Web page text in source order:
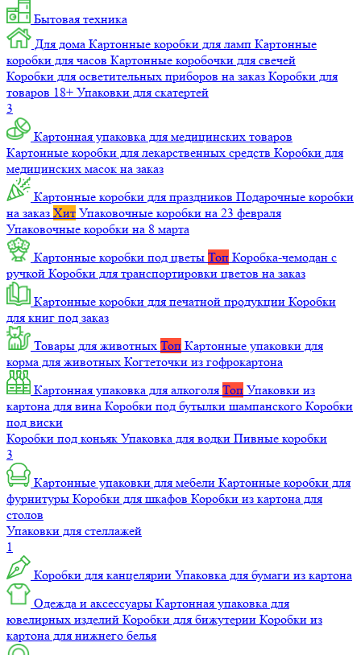
Бытовая техника
Для дома Картонные коробки для ламп Картонные
коробки для часов Картонные коробочки для свечей
Коробки для осветительных приборов на заказ Коробки для
товаров 18+ Упаковки для скатертей
3
Картонная упаковка для медицинских товаров
Картонные коробки для лекарственных средств Коробки для
медицинских масок на заказ
Картонные коробки для праздников Подарочные коробки
на заказ Хит Упаковочные коробки на 23 февраля
Упаковочные коробки на 8 марта
Картонные коробки под цветы Топ Коробка-чемодан с
ручкой Коробки для транспортировки цветов на заказ
Картонные коробки для печатной продукции Коробки
для книг под заказ
Товары для животных Топ Картонные упаковки для
корма для животных Когтеточки из гофрокартона
Картонная упаковка для алкоголя Топ Упаковки из
картона для вина Коробки под бутылки шампанского Коробки
под виски
Коробки под коньяк Упаковка для водки Пивные коробки
3
Картонные упаковки для мебели Картонные коробки для
фурнитуры Коробки для шкафов Коробки из картона для
столов
Упаковки для стеллажей
1
Коробки для канцелярии Упаковка для бумаги из картона
Одежда и аксессуары Картонная упаковка для
ювелирных изделий Коробки для бижутерии Коробки из
картона для нижнего белья